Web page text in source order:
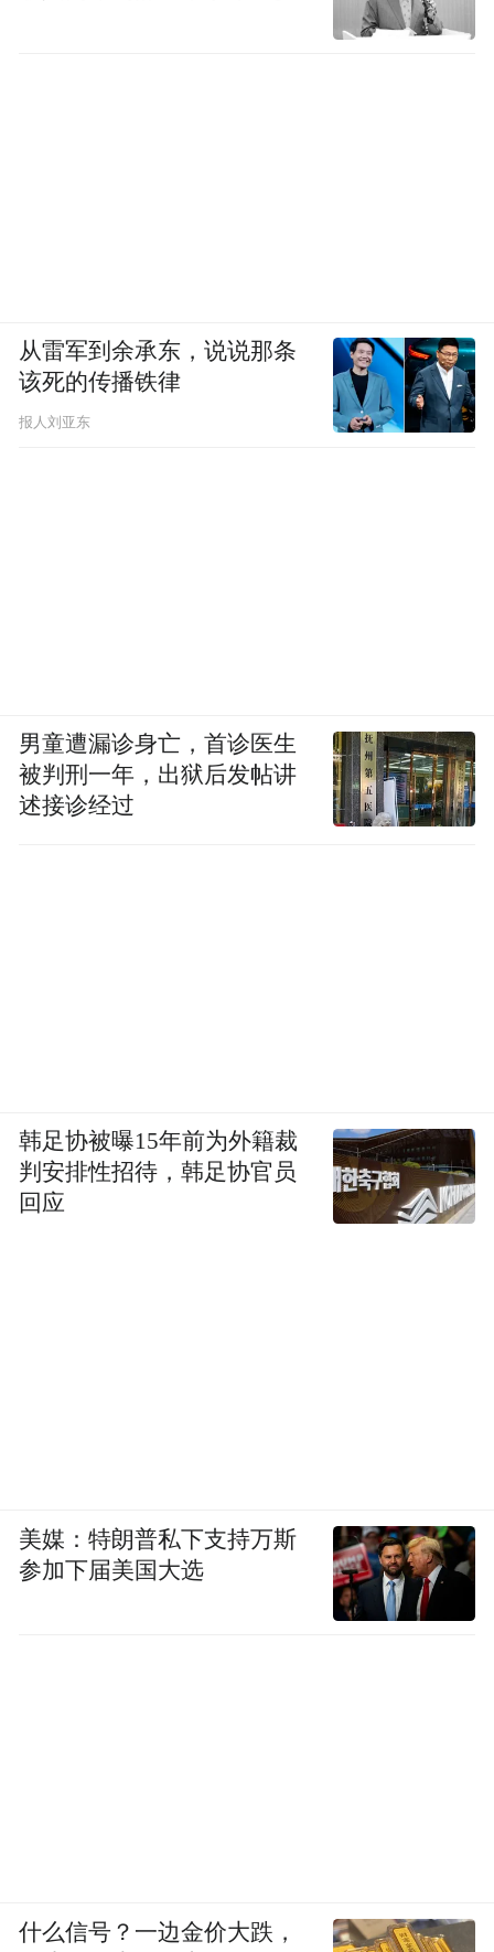
从雷军到余承东，说说那条
该死的传播铁律
报人刘亚东
男童遭漏诊身亡，首诊医生
被判刑一年，出狱后发帖讲
述接诊经过
韩足协被曝15年前为外籍裁
判安排性招待，韩足协官员
回应
美媒：特朗普私下支持万斯
参加下届美国大选
什么信号？一边金价大跌，